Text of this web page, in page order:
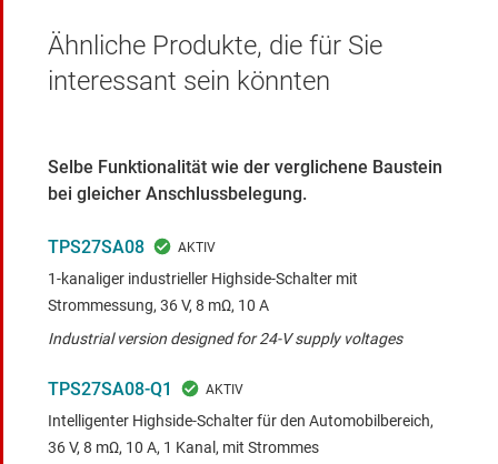
Ähnliche Produkte, die für Sie
interessant sein könnten
Selbe Funktionalität wie der verglichene Baustein
bei gleicher Anschlussbelegung.
TPS27SA08
1-kanaliger industrieller Highside-Schalter mit
Strommessung, 36 V, 8 mΩ, 10 A
Industrial version designed for 24-V supply voltages
TPS27SA08-Q1
Intelligenter Highside-Schalter für den Automobilbereich,
36 V, 8 mΩ, 10 A, 1 Kanal, mit Strommes